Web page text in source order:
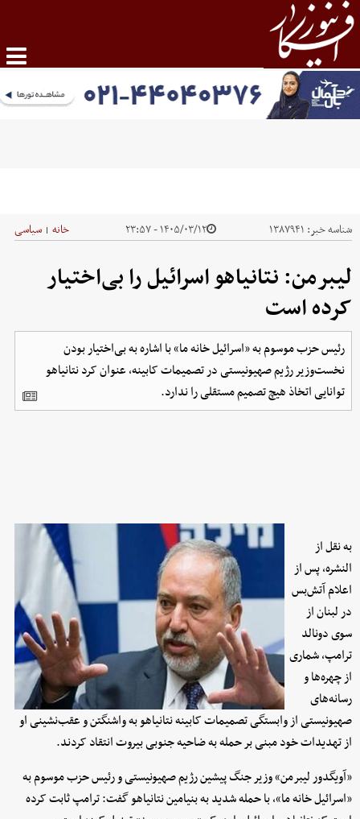
شناسه خبر: ۱۳۸۷۹۴۱ ۱۴۰۵/۰۳/۱۲ - ۲۳:۵۷ خانه | سیاسی
لیبرمن: نتانیاهو اسرائیل را بی‌اختیار
کرده است
رئیس حزب موسوم به «اسرائیل خانه ما» با اشاره به بی‌اختیار بودن
نخست‌وزیر رژیم صهیونیستی در تصمیمات کابینه، عنوان کرد نتانیاهو
توانایی اتخاذ هیچ تصمیم مستقلی را ندارد.
به نقل از
النشره، پس از
اعلام آتش‌بس
در لبنان از
سوی دونالد
ترامپ، شماری
از چهره‌ها و
رسانه‌های
صهیونیستی از وابستگی تصمیمات کابینه نتانیاهو به واشنگتن و عقب‌نشینی او
از تهدیدات خود مبنی بر حمله به ضاحیه جنوبی بیروت انتقاد کردند.
«آویگدور لیبرمن» وزیر جنگ پیشین رژیم صهیونیستی و رئیس حزب موسوم به
«اسرائیل خانه ما»، با حمله شدید به بنیامین نتانیاهو گفت: ترامپ ثابت کرده